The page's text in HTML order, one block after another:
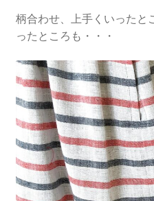
柄合わせ、上手くいったと
ったところも・・・